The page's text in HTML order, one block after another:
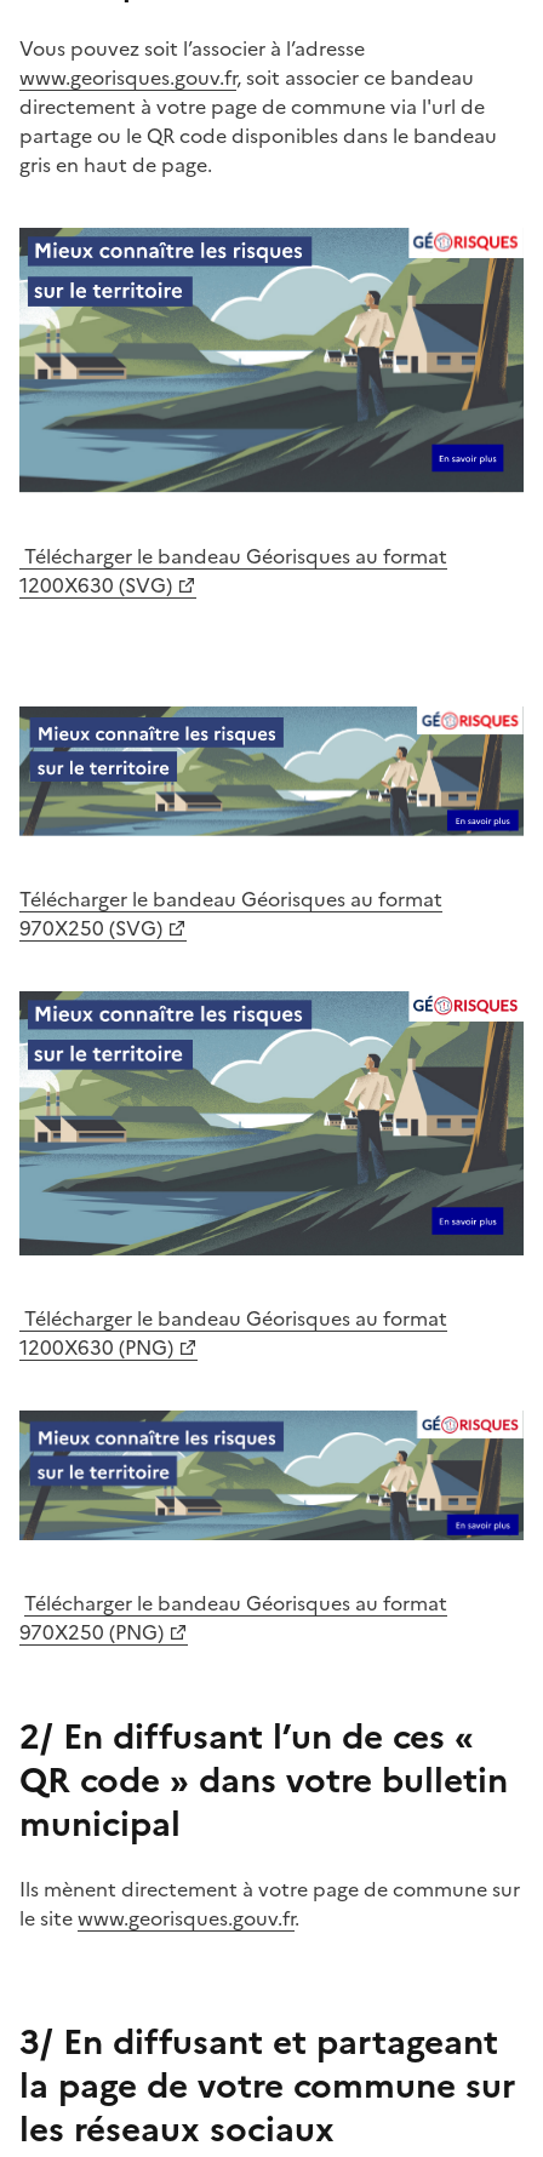
Vous pouvez soit l’associer à l’adresse
www.georisques.gouv.fr, soit associer ce bandeau
directement à votre page de commune via l'url de
partage ou le QR code disponibles dans le bandeau
gris en haut de page.
Télécharger le bandeau Géorisques au format
1200X630 (SVG)
Télécharger le bandeau Géorisques au format
970X250 (SVG)
Télécharger le bandeau Géorisques au format
1200X630 (PNG)
Télécharger le bandeau Géorisques au format
970X250 (PNG)
2/ En diffusant l’un de ces «
QR code » dans votre bulletin
municipal
Ils mènent directement à votre page de commune sur
le sitewww.georisques.gouv.fr.
3/ En diffusant et partageant
la page de votre commune sur
les réseaux sociaux